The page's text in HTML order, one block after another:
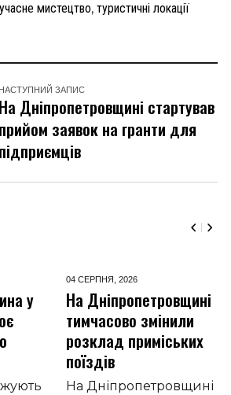
мистецтво, туристичні локації
НАСТУПНИЙ ЗАПИС
На Дніпропетровщині стартував
прийом заявок на гранти для
підприємців
у
04 СЕРПНЯ, 2026
На Дніпропетровщині
тимчасово змінили
розклад приміських
поїздів
На Дніпропетровщині